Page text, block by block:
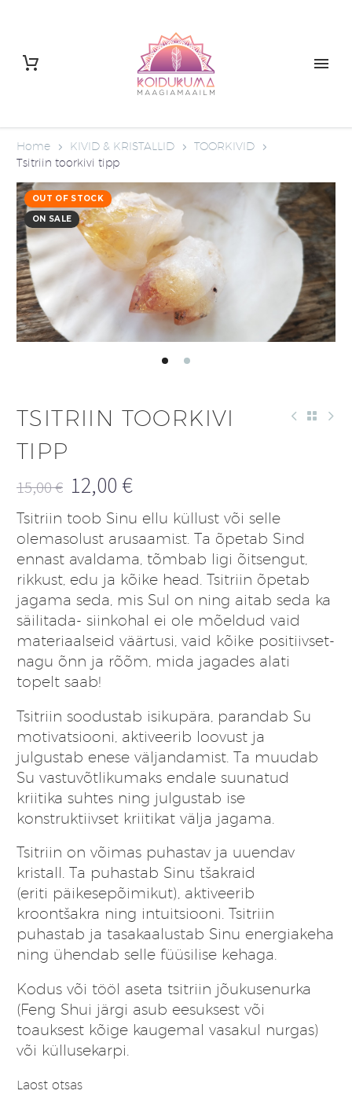
Home KIVID & KRISTALLID
TOORKIVID
Tsitriin toorkivi tipp
OUT OF STOCK
ON SALE
TSITRIIN TOORKIVI
TIPP
15,00€
Algne
hind
oli:
15,00 €.
12,00 €
Praegune
hind
on:
12,00 €.
Tsitriin toob Sinu ellu küllust või selle
olemasolust arusaamist. Ta õpetab Sind
ennast avaldama, tõmbab ligi õitsengut,
rikkust, edu ja kõike head. Tsitriin õpetab
jagama seda, mis Sul on ning aitab seda ka
säilitada- siinkohal ei ole mõeldud vaid
materiaalseid väärtusi, vaid kõike positiivset-
nagu õnn ja rõõm, mida jagades alati
topelt saab!
Tsitriin soodustab isikupära, parandab Su
motivatsiooni, aktiveerib loovust ja
julgustab enese väljandamist. Ta muudab
Su vastuvõtlikumaks endale suunatud
kriitika suhtes ning julgustab ise
konstruktiivset kriitikat välja jagama.
Tsitriin on võimas puhastav ja uuendav
kristall. Ta puhastab Sinu tšakraid
(eriti päikesepõimikut), aktiveerib
kroontšakra ning intuitsiooni. Tsitriin
puhastab ja tasakaalustab Sinu energiakeha
ning ühendab selle füüsilise kehaga.
Kodus või tööl aseta tsitriin jõukusenurka
(Feng Shui järgi asub eesuksest või
toauksest kõige kaugemal vasakul nurgas)
või küllusekarpi.
Laost otsas